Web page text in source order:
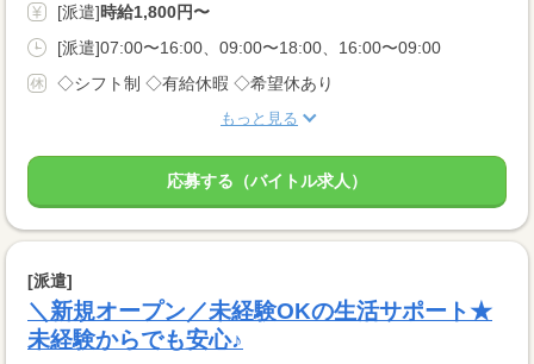
[派遣]時給1,800円〜
[派遣]07:00〜16:00、09:00〜18:00、16:00〜09:00
◇シフト制 ◇有給休暇 ◇希望休あり
もっと見る
応募する（バイトル求人）
[派遣]
＼新規オープン／未経験OKの生活サポート★
未経験からでも安心♪